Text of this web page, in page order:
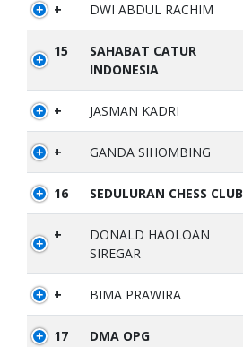
+ DWI ABDUL RACHIM
15
SAHABAT CATUR
INDONESIA
+ JASMAN KADRI
+ GANDA SIHOMBING
16 SEDULURAN CHESS CLUB
+
DONALD HAOLOAN
SIREGAR
+ BIMA PRAWIRA
17 DMA OPG